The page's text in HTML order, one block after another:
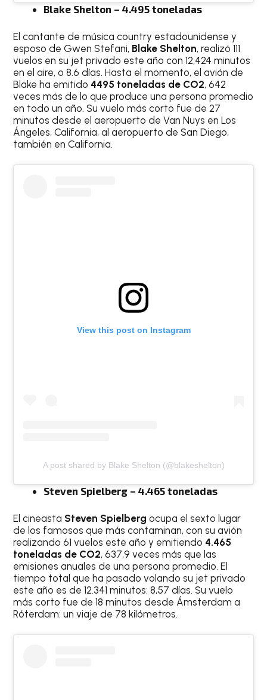
Blake Shelton – 4.495 toneladas
El cantante de música country estadounidense y
esposo de Gwen Stefani, Blake Shelton, realizó 111
vuelos en su jet privado este año con 12,424 minutos
en el aire, o 8.6 días. Hasta el momento, el avión de
Blake ha emitido 4495 toneladas de CO2, 642
veces más de lo que produce una persona promedio
en todo un año. Su vuelo más corto fue de 27
minutos desde el aeropuerto de Van Nuys en Los
Ángeles, California, al aeropuerto de San Diego,
también en California.
View this post on Instagram
A post shared by Blake Shelton (@blakeshelton)
Steven Spielberg – 4.465 toneladas
El cineasta Steven Spielbergocupa el sexto lugar
de los famosos que más contaminan, con su avión
realizando 61 vuelos este año y emitiendo 4.465
toneladas de CO2, 637,9 veces más que las
emisiones anuales de una persona promedio. El
tiempo total que ha pasado volando su jet privado
este año es de 12.341 minutos: 8,57 días. Su vuelo
más corto fue de 18 minutos desde Ámsterdam a
Róterdam: un viaje de 78 kilómetros.